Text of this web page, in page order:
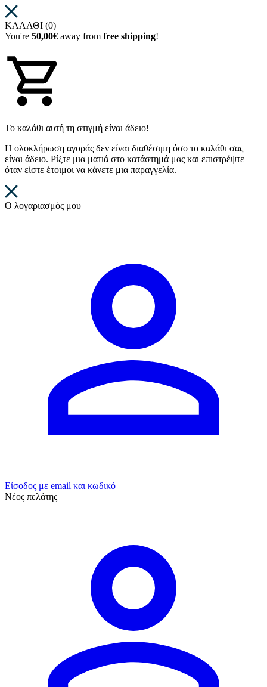
ΚΑΛΑΘΙ (0)
You're 50,00€ away from free shipping!
Το καλάθι αυτή τη στιγμή είναι άδειο!
Η ολοκλήρωση αγοράς δεν είναι διαθέσιμη όσο το καλάθι σας
είναι άδειο. Ρίξτε μια ματιά στο κατάστημά μας και επιστρέψτε
όταν είστε έτοιμοι να κάνετε μια παραγγελία.
Ο λογαριασμός μου
Είσοδος με email και κωδικό
Νέος πελάτης